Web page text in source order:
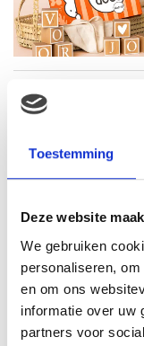
Toestemming
Deze website
We gebruiken
personaliseren,
en om ons
informatie over uw
partners voor